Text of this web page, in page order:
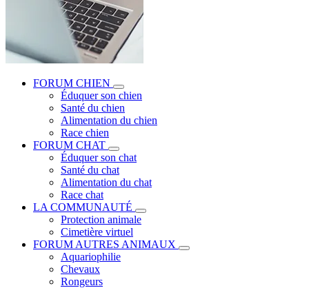
FORUM CHIEN
Éduquer son chien
Santé du chien
Alimentation du chien
Race chien
FORUM CHAT
Éduquer son chat
Santé du chat
Alimentation du chat
Race chat
LA COMMUNAUTÉ
Protection animale
Cimetière virtuel
FORUM AUTRES ANIMAUX
Aquariophilie
Chevaux
Rongeurs